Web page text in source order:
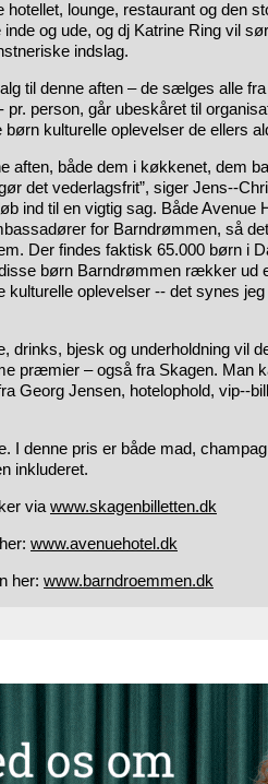
hotellet, lounge, restaurant og den
og ude, og dj Katrine Ring vil
indslag.
til denne aften – de sælges alle
pr. person, går ubeskåret til
kulturelle oplevelser de ellers
aften, både dem i køkkenet, dem
det vederlagsfrit”, siger Jens-­
ind til en vigtig sag. Både Avenue
for Barndrømmen, så
Der findes faktisk 65.000 børn i
børn Barndrømmen rækker ud
kulturelle oplevelser -­‐ det synes
drinks, bjesk og underholdning vil
præmier – også fra Skagen. Man
Georg Jensen, hotelophold, vip-­
I denne pris er både mad,
inkluderet.
via www.skagenbilletten.dk
www.avenuehotel.dk
her: www.barndroemmen.dk